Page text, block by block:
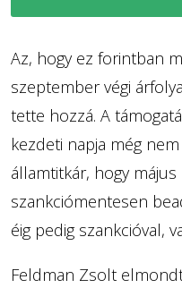
Az, hogy ez forintban
szeptember végi
tette hozzá. A
kezdeti napja még
államtitkár, hogy
szankciómentesen
éig pedig szankcióval,
Feldman Zsolt